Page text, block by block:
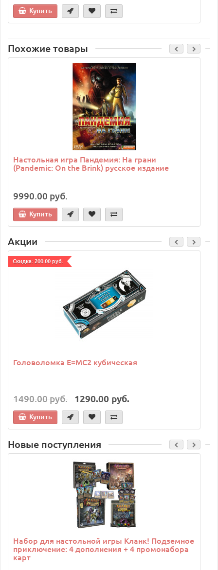
Купить
Похожие товары
Настольная игра Пандемия: На грани
(Pandemic: On the Brink) русское издание
9990.00 руб.
Купить
Акции
Cкидка: 200.00 руб.
Головоломка E=MC2 кубическая
1490.00 руб. 1290.00 руб.
Купить
Новые поступления
Набор для настольной игры Кланк! Подземное
приключение: 4 дополнения + 4 промонабора
карт